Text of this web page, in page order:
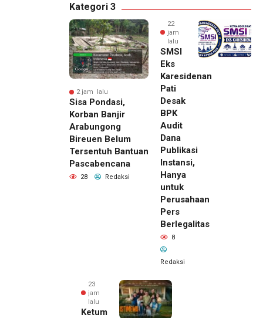
Kategori 3
2 jam lalu
Sisa Pondasi,
Korban Banjir
Arabungong
Bireuen Belum
Tersentuh Bantuan
Pascabencana
28 Redaksi
22
jam
lalu
SMSI
Eks
Karesidenan
Pati
Desak
BPK
Audit
Dana
Publikasi
Instansi,
Hanya
untuk
Perusahaan
Pers
Berlegalitas
8
Redaksi
23
jam
lalu
Ketum